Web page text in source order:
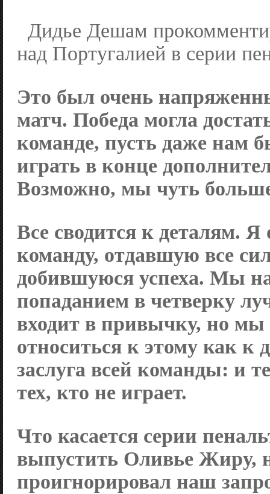
Дидье Дешам
над Португалией в серии
Это был очень
матч. Победа могла
команде, пусть даже нам
играть в конце
Возможно, мы чуть
Все сводится к деталям. Я
команду, отдавшую все
добившуюся успеха. Мы
попаданием в четверку
входит в привычку, но
относиться к этому как к
заслуга всей команды: и
тех, кто не играет.
Что касается серии
выпустить Оливье Жиру,
проигнорировал наш